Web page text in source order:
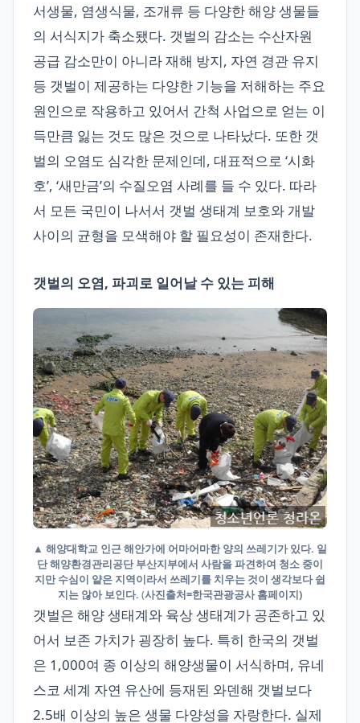
서생물, 염생식물, 조개류 등 다양한 해양 생물들
의 서식지가 축소됐다. 갯벌의 감소는 수산자원
공급 감소만이 아니라 재해 방지, 자연 경관 유지
등 갯벌이 제공하는 다양한 기능을 저해하는 주요
원인으로 작용하고 있어서 간척 사업으로 얻는 이
득만큼 잃는 것도 많은 것으로 나타났다. 또한 갯
벌의 오염도 심각한 문제인데, 대표적으로 ‘시화
호’, ‘새만금’의 수질오염 사례를 들 수 있다. 따라
서 모든 국민이 나서서 갯벌 생태계 보호와 개발
사이의 균형을 모색해야 할 필요성이 존재한다.
갯벌의 오염, 파괴로 일어날 수 있는 피해
▲ 해양대학교 인근 해안가에 어마어마한 양의 쓰레기가 있다. 일
단 해양환경관리공단 부산지부에서 사람을 파견하여 청소 중이
지만 수심이 얕은 지역이라서 쓰레기를 치우는 것이 생각보다 쉽
지는 않아 보인다. (사진출처=한국관광공사 홈페이지)
갯벌은 해양 생태계와 육상 생태계가 공존하고 있
어서 보존 가치가 굉장히 높다. 특히 한국의 갯벌
은 1,000여 종 이상의 해양생물이 서식하며, 유네
스코 세계 자연 유산에 등재된 와덴해 갯벌보다
2.5배 이상의 높은 생물 다양성을 자랑한다. 실제